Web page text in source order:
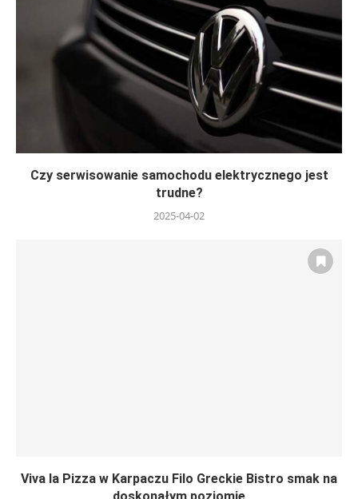
Czy serwisowanie samochodu elektrycznego jest
trudne?
2025-04-02
Viva la Pizza w Karpaczu Filo Greckie Bistro smak na